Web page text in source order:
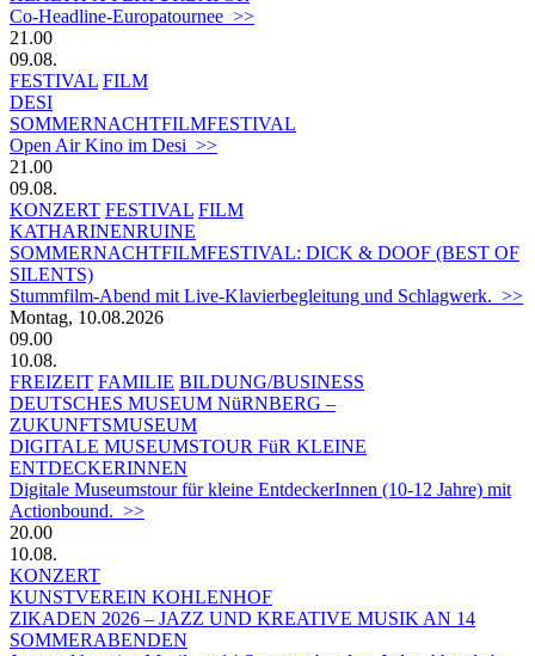
Co-Headline-Europatournee >>
21.00
09.08.
FESTIVAL FILM
DESI
SOMMERNACHTFILMFESTIVAL
Open Air Kino im Desi >>
21.00
09.08.
KONZERT FESTIVAL FILM
KATHARINENRUINE
SOMMERNACHTFILMFESTIVAL: DICK & DOOF (BEST OF
SILENTS)
Stummfilm-Abend mit Live-Klavierbegleitung und Schlagwerk. >>
Montag, 10.08.2026
09.00
10.08.
FREIZEIT FAMILIE BILDUNG/BUSINESS
DEUTSCHES MUSEUM NüRNBERG –
ZUKUNFTSMUSEUM
DIGITALE MUSEUMSTOUR FüR KLEINE
ENTDECKERINNEN
Digitale Museumstour für kleine EntdeckerInnen (10-12 Jahre) mit
Actionbound. >>
20.00
10.08.
KONZERT
KUNSTVEREIN KOHLENHOF
ZIKADEN 2026 – JAZZ UND KREATIVE MUSIK AN 14
SOMMERABENDEN